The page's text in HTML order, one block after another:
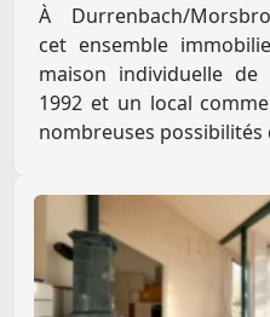
À Durrenbach/
cet ensemble
maison individuelle
1992 et un local
nombreuses possibilités